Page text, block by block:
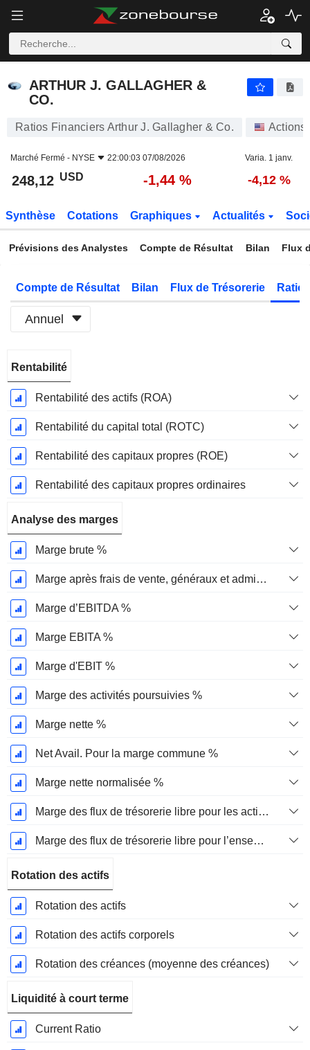
ARTHUR J. GALLAGHER &
CO.
Ratios Financiers Arthur J. Gallagher & Co. Actions
Marché Fermé - NYSE 22:00:03 07/08/2026 Varia. 1 janv.
248,12 USD -1,44 % -4,12 %
Synthèse Cotations Graphiques Actualités
Prévisions des Analystes Compte de Résultat Bilan Flux
Compte de Résultat Bilan Flux de Trésorerie
Annuel
Fiscale:
Décembre
Rentabilité
Rentabilité des actifs (ROA)
Rentabilité du capital total (ROTC)
Rentabilité des capitaux propres (ROE)
Rentabilité des capitaux propres ordinaires
Analyse des marges
Marge brute %
Marge après frais de vente, généraux et administratifs %
Marge d’EBITDA %
Marge EBITA %
Marge d'EBIT %
Marge des activités poursuivies %
Marge nette %
Net Avail. Pour la marge commune %
Marge nette normalisée %
Marge des flux de trésorerie libre pour les actionnaires
Marge des flux de trésorerie libre pour l’ensemble des pourvoyeurs de fonds
Rotation des actifs
Rotation des actifs
Rotation des actifs corporels
Rotation des créances (moyenne des créances)
Liquidité à court terme
Current Ratio